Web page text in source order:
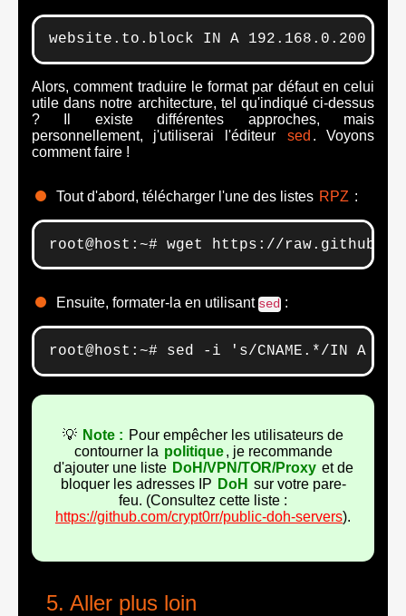
website.to.block IN A 192.168.0.200
Alors, comment traduire le format par défaut en celui
utile dans notre architecture, tel qu'indiqué ci-dessus
? Il existe différentes approches, mais
personnellement, j'utiliserai l'éditeur
sed . Voyons
comment faire !
Tout d'abord, télécharger l'une des listes RPZ :
root@host:~# wget https://
Ensuite, formater-la en utilisant sed:
root@host:~# sed -i 's/CNAME.*/IN A
💡 Note : Pour empêcher les utilisateurs de
contourner la politique , je recommande
d'ajouter une liste DoH/VPN/TOR/Proxy et de
bloquer les adresses IP DoH sur votre pare-
feu. (Consultez cette liste :
https://github.com/crypt0rr/public-doh-servers).
Aller plus loin